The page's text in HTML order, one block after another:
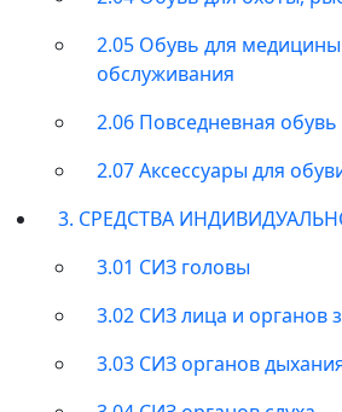
2.05 Обувь для
обслуживания
2.06 Повседневная обувь
2.07 Аксессуары для
3. СРЕДСТВА
3.01 СИЗ головы
3.02 СИЗ лица и органов
3.03 СИЗ органов